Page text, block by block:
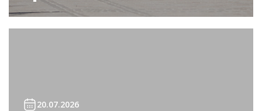
20.07.2026